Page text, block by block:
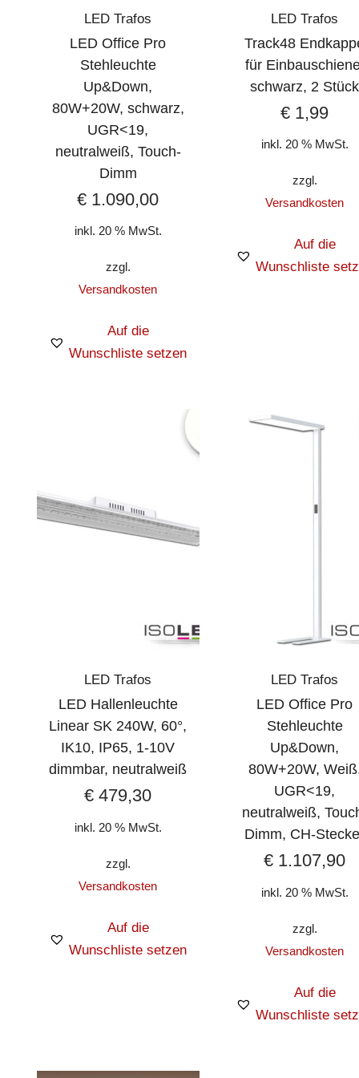
LED Trafos
LED Office Pro
Stehleuchte
Up&Down,
80W+20W, schwarz,
UGR<19,
neutralweiß, Touch-
Dimm
€ 1.090,00
inkl. 20 % MwSt.
zzgl.
Versandkosten
Auf die
Wunschliste setzen
LED Trafos
Track48
für
schwarz, 2 Stück
€ 1,99
inkl. 20 % MwSt.
zzgl.
Versandkosten
Auf die
Wunschliste
LED Trafos
LED Hallenleuchte
Linear SK 240W, 60°,
IK10, IP65, 1-10V
dimmbar, neutralweiß
€ 479,30
inkl. 20 % MwSt.
zzgl.
Versandkosten
Auf die
Wunschliste setzen
LED Trafos
LED Office Pro
Stehleuchte
Up&Down,
80W+20W,
UGR<19,
neutralweiß,
Dimm, CH-
€ 1.107,90
inkl. 20 % MwSt.
zzgl.
Versandkosten
Auf die
Wunschliste